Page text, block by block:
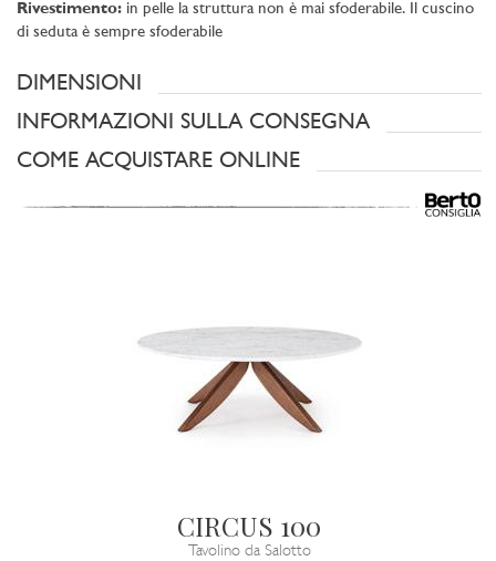
Rivestimento: in pelle la struttura non è mai sfoderabile. Il cuscino
di seduta è sempre sfoderabile
DIMENSIONI
INFORMAZIONI SULLA CONSEGNA
COME ACQUISTARE ONLINE
CIRCUS 100
Tavolino da Salotto